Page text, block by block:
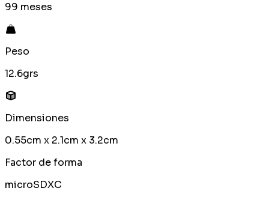
99 meses
Peso
12.6grs
Dimensiones
0.55cm x 2.1cm x 3.2cm
Factor de forma
microSDXC